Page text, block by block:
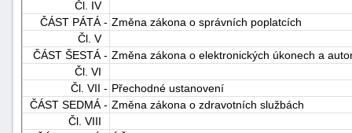
Čl. IV
ČÁST PÁTÁ - Změna zákona o správních poplatcích
Čl. V
ČÁST ŠESTÁ - Změna zákona o elektronických úkonech a
Čl. VI
Čl. VII - Přechodné ustanovení
ČÁST SEDMÁ - Změna zákona o zdravotních službách
Čl. VIII